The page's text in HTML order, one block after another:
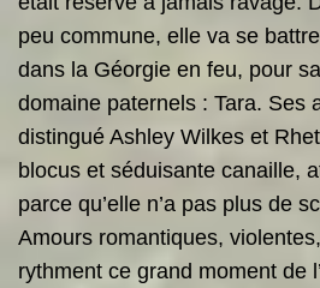
peu commune, elle va se
dans la Géorgie en feu, pour
domaine paternels : Tara. Ses
distingué Ashley Wilkes et
blocus et séduisante canaille,
parce qu’elle n’a pas plus de
Amours romantiques,
rythment ce grand moment de